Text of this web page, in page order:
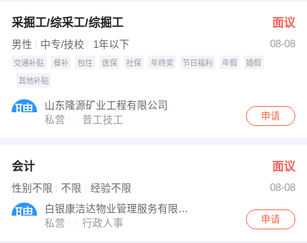
采掘工/综采工/综掘工 面议
男性 中专/技校 1年以下 08-08
交通补贴 餐补 包住 医保 社保 年终奖 节日福利 年假 婚假
其他补贴
山东隆源矿业工程有限公司
私营
普工技工 申请
会计 面议
性别不限 不限 经验不限
08-08
白银康洁达物业管理服务有限公司
私营
行政人事 申请